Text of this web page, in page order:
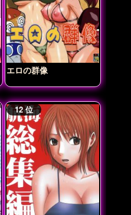
エロの群像